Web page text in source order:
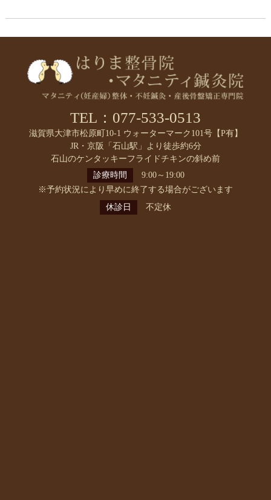
TEL：077-533-0513
滋賀県大津市松原町10-1 ウォーターマーク101号【P有】
JR・京阪「石山駅」より徒歩約6分
石山のケンタッキーフライドチキンの斜め前
診療時間
9:00～19:00
※予約状況により早めに終了する場合がございます
休診日
不定休